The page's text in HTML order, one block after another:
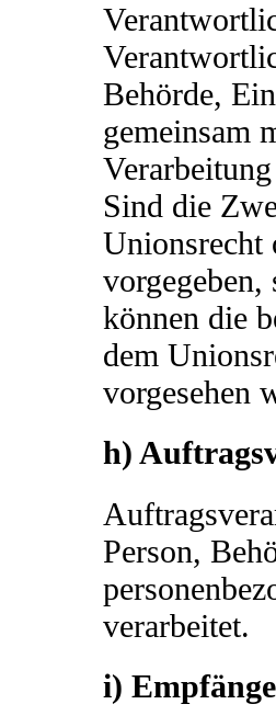
Behörde,
gemeinsam
Sind die
Unionsrecht
vorgegeben,
können die
dem
vorgesehen
h)
Person,
verarbeitet.
i)